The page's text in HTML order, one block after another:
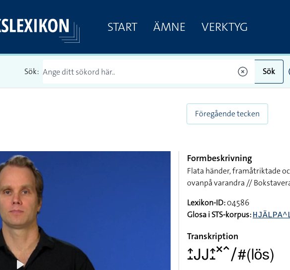
START ÄMNE VERKTYG
Sök: Sök
Föregående tecken
Formbeskrivning
Flata händer, framåtriktade
ovanpå varandra //
Lexikon-ID:04586
Glosa i STS-korpus:
Transkription
􌤴􌤸􌤢􌤢􌤴􌤸􌦎􌥦􌥠#(lös)